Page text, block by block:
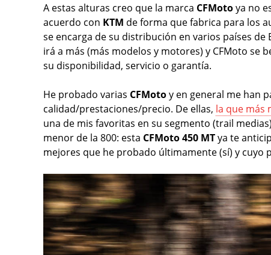
A estas alturas creo que la marca CFMotoya no
acuerdo con KTM de forma que fabrica para los
se encarga de su distribución en varios países
irá a más (más modelos y motores) y CFMoto se
su disponibilidad, servicio o garantía.
He probado varias CFMotoy en general me han
calidad/prestaciones/precio. De ellas, la que más
una de mis favoritas en su segmento (trail
menor de la 800: esta CFMoto 450 MTya te
mejores que he probado últimamente (sí) y cuyo